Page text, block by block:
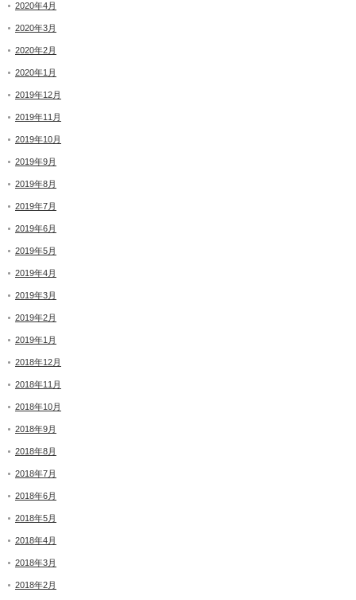
2020年4月
2020年3月
2020年2月
2020年1月
2019年12月
2019年11月
2019年10月
2019年9月
2019年8月
2019年7月
2019年6月
2019年5月
2019年4月
2019年3月
2019年2月
2019年1月
2018年12月
2018年11月
2018年10月
2018年9月
2018年8月
2018年7月
2018年6月
2018年5月
2018年4月
2018年3月
2018年2月